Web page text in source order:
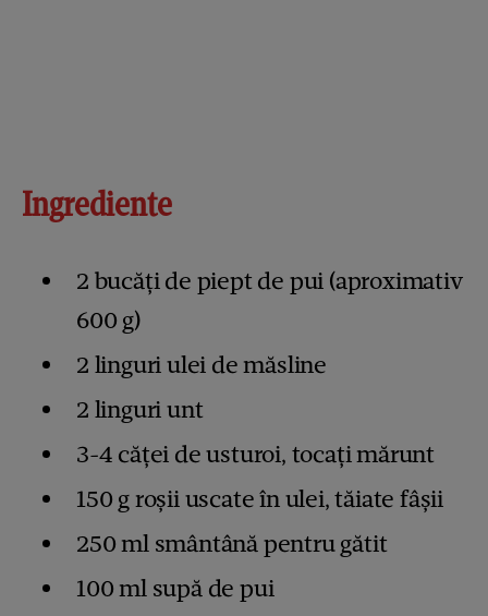
Ingrediente
2 bucăți de piept de pui (aproximativ
600 g)
2 linguri ulei de măsline
2 linguri unt
3-4 căței de usturoi, tocați mărunt
150 g roșii uscate în ulei, tăiate fâșii
250 ml smântână pentru gătit
100 ml supă de pui